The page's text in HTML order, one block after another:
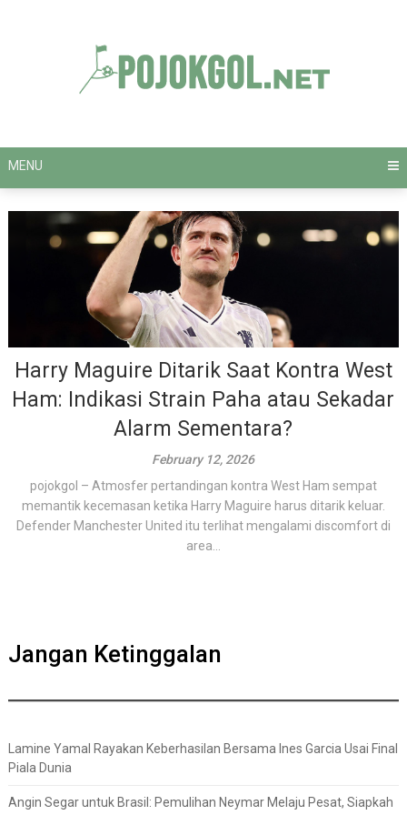
MENU
Harry Maguire Ditarik Saat Kontra West
Ham: Indikasi Strain Paha atau Sekadar
Alarm Sementara?
February 12, 2026
pojokgol – Atmosfer pertandingan kontra West Ham sempat
memantik kecemasan ketika Harry Maguire harus ditarik keluar.
Defender Manchester United itu terlihat mengalami discomfort di
area...
Jangan Ketinggalan
Lamine Yamal Rayakan Keberhasilan Bersama Ines Garcia Usai Final
Piala Dunia
Angin Segar untuk Brasil: Pemulihan Neymar Melaju Pesat, Siapkah